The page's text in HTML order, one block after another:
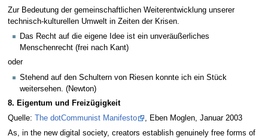
Zur Bedeutung der gemeinschaftlichen Weiterentwicklung unserer
technisch-kulturellen Umwelt in Zeiten der Krisen.
Das Recht auf die eigene Idee ist ein unveräußerliches
Menschenrecht (frei nach Kant)
oder
Stehend auf den Schultern von Riesen konnte ich ein Stück
weitersehen. (Newton)
8. Eigentum und Freizügigkeit
Quelle:
The dotCommunist Manifesto
, Eben Moglen, Januar 2003
As, in the new digital society, creators establish genuinely free forms of